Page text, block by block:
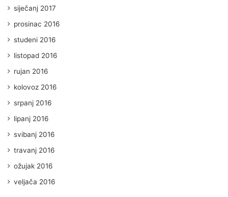
siječanj 2017
prosinac 2016
studeni 2016
listopad 2016
rujan 2016
kolovoz 2016
srpanj 2016
lipanj 2016
svibanj 2016
travanj 2016
ožujak 2016
veljača 2016